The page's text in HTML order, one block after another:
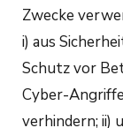
Zwecke
i) aus
Schutz vor
Cyber-
verhindern; ii)